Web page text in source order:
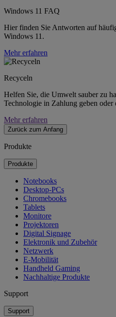
Windows 11 FAQ
Hier finden Sie Antworten auf
Windows 11.
Mehr erfahren
Recyceln
Helfen Sie, die Umwelt sauber zu
Technologie in Zahlung geben
Mehr erfahren
Zurück zum Anfang
Produkte
Produkte
Notebooks
Desktop-PCs
Chromebooks
Tablets
Monitore
Projektoren
Digital Signage
Elektronik und Zubehör
Netzwerk
E-Mobilität
Handheld Gaming
Nachhaltige Produkte
Support
Support